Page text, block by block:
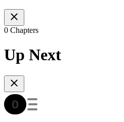
0 Chapters
Up Next